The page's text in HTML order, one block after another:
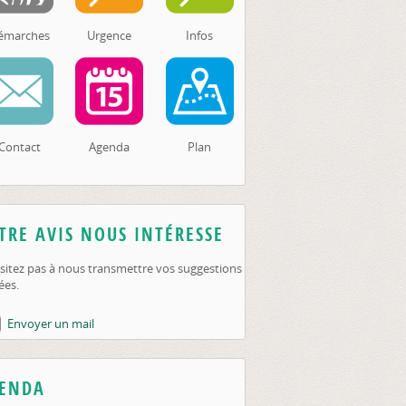
Urgence Infos
Agenda Plan
AVIS NOUS INTÉRESSE
pas à nous transmettre vos suggestions
Envoyer un mail